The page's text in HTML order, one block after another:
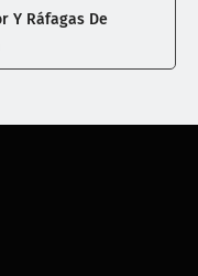
Y Ráfagas De